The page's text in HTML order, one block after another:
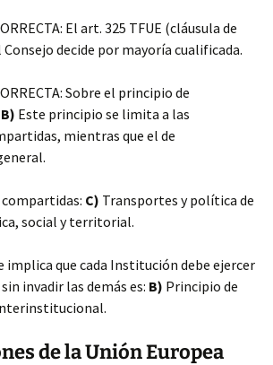
El art. 325 TFUE (cláusula de
Consejo decide por mayoría cualificada.
Sobre el principio de
B) Este principio se limita a las
mientras que el de
C) Transportes y política de
social y territorial.
implica que cada Institución debe ejercer
invadir las demás es: B) Principio de
de la Unión Europea